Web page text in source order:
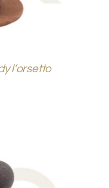
l’orsetto